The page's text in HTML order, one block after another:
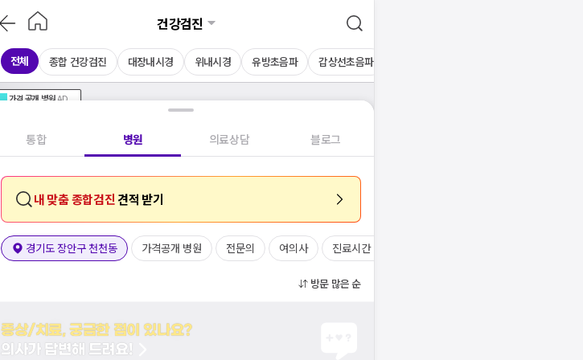
건강검진
전체 종합 건강검진 대장내시경 위내시경 유방초음파 갑상선초음파
가격공개 병원AD
통합 병원 의료상담 블로그
내 맞춤 종합검진 견적 받기
경기도 장안구 천천동 가격공개 병원 전문의 여의사 진료시간
방문 많은 순
증상/치료, 궁금한 점이 있나요?
의사가 답변해 드려요!